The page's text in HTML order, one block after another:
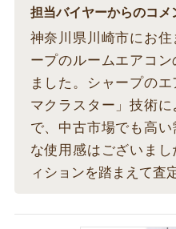
担当バイヤーからのコメ
神奈川県川崎市にお
ープのルームエアコ
ました。シャープの
マクラスター」技術
で、中古市場でも高
な使用感はございま
ィションを踏まえて査